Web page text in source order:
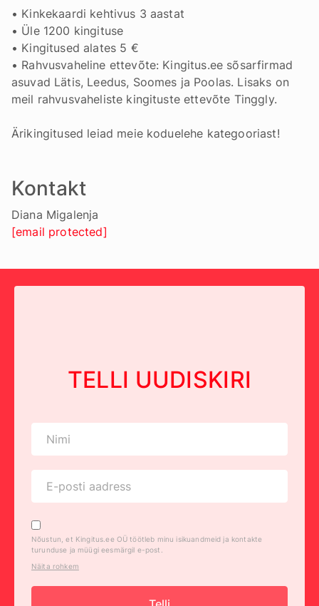
• Kinkekaardi kehtivus 3 aastat
• Üle 1200 kingituse
• Kingitused alates 5 €
• Rahvusvaheline ettevõte: Kingitus.ee sõsarfirmad
asuvad Lätis, Leedus, Soomes ja Poolas. Lisaks on
meil rahvusvaheliste kingituste ettevõte Tinggly.
Ärikingitused leiad meie koduelehe kategooriast!
Kontakt
Diana Migalenja
[email protected]
TELLI UUDISKIRI
Nõustun, et Kingitus.ee OÜ töötleb minu isikuandmeid ja kontakte
turunduse ja müügi eesmärgil e-post.
Näita rohkem